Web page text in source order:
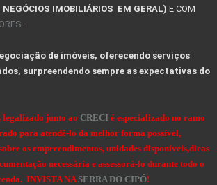
projetar e construir sua casa de
EM UM LOTE OU TERRENO?
o Circuito Cicloturista da Se
NA HORA DE COMPRAR UMA FAZENDA
DE AVES NA SERRA DO CIPÓ
IMOBILIÁRIOS EM GERAL) E COM
de imóveis, oferecendo serviços
surpreendendo sempre as expectativas do
junto ao CRECI é especializado no ramo
para atendê-lo da melhor forma possível,
os empreendimentos, unidades disponíveis,dicas
necessária e assessorá-lo durante todo o
INVISTA NA SERRA DO CIPÓ!